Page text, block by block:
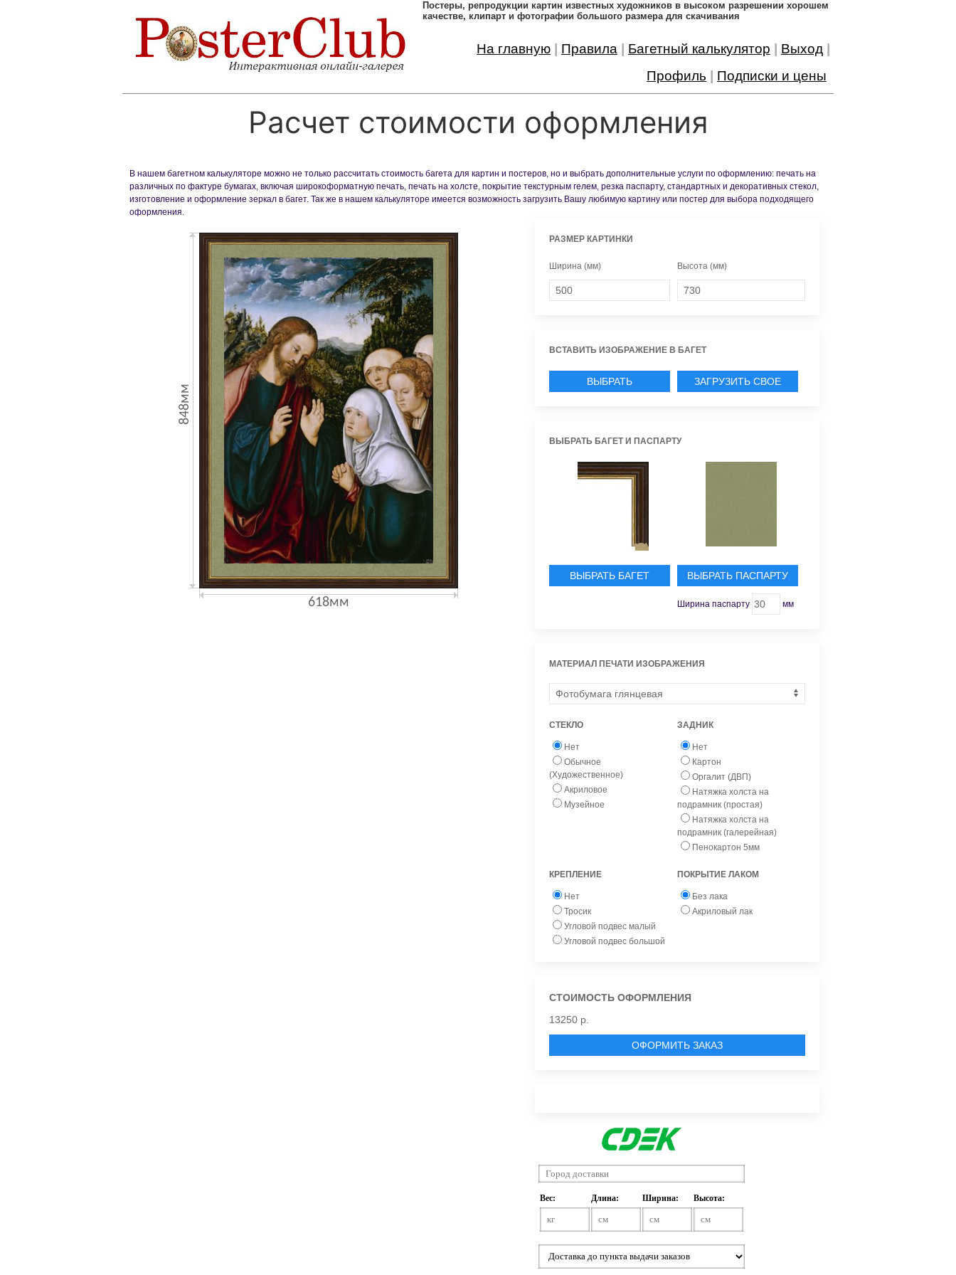
Постеры, pепродукции картин известных художников в высоком разрешении хорошем
качестве, клипарт и фотографии большого размера для скачивания
На главную Правила Багетный калькулятор Выход
Профиль
Подписки и цены
Расчет стоимости оформления
В нашем багетном калькуляторе можно не только рассчитать стоимость багета для картин и постеров, но и выбрать дополнительные услуги по оформлению: печать на
различных по фактуре бумагах, включая широкоформатную печать, печать на холсте, покрытие текстурным гелем, резка паспарту, стандартных и декоративных стекол,
изготовление и оформление зеркал в багет. Так же в нашем калькуляторе имеется возможность загрузить Вашу любимую картину или постер для выбора подходящего
оформления.
848мм
618мм
РАЗМЕР КАРТИНКИ
Ширина (мм) Высота (мм)
ВСТАВИТЬ ИЗОБРАЖЕНИЕ В БАГЕТ
ВЫБРАТЬ
ЗАГРУЗИТЬ СВОЕ
ВЫБРАТЬ БАГЕТ И ПАСПАРТУ
ВЫБРАТЬ БАГЕТ ВЫБРАТЬ ПАСПАРТУ
Ширина паспарту мм
МАТЕРИАЛ ПЕЧАТИ ИЗОБРАЖЕНИЯ
СТЕКЛО
Нет
Обычное
(Художественное)
Акриловое
Музейное
ЗАДНИК
Нет
Картон
Оргалит (ДВП)
Натяжка холста на
подрамник (простая)
Натяжка холста на
подрамник (галерейная)
Пенокартон 5мм
КРЕПЛЕНИЕ
Нет
Тросик
Угловой подвес малый
Угловой подвес большой
ПОКРЫТИЕ ЛАКОМ
Без лака
Акриловый лак
СТОИМОСТЬ ОФОРМЛЕНИЯ
13250 р.
ОФОРМИТЬ ЗАКАЗ